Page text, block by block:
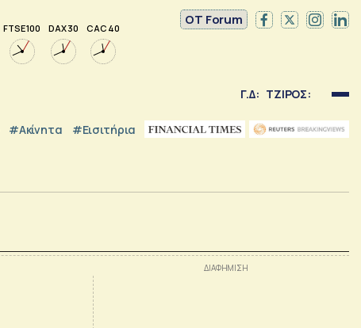
FTSE 100 DAX 30 CAC 40
OT Forum
Γ.Δ: ΤΖΙΡΟΣ:
#Ακίνητα #εισιτήρια